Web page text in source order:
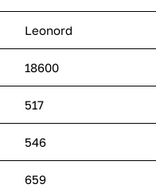
Leonord
18600
517
546
659